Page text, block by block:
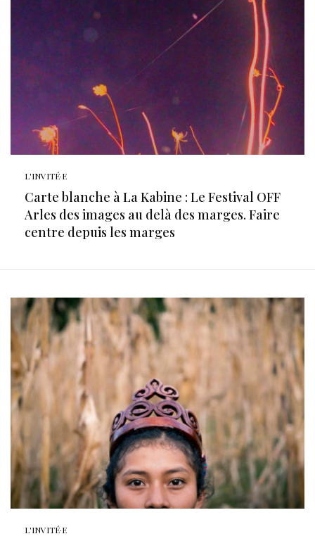
L'INVITÉ·E
Carte blanche à La Kabine : Le Festival OFF
Arles des images au delà des marges. Faire
centre depuis les marges
L'INVITÉ·E